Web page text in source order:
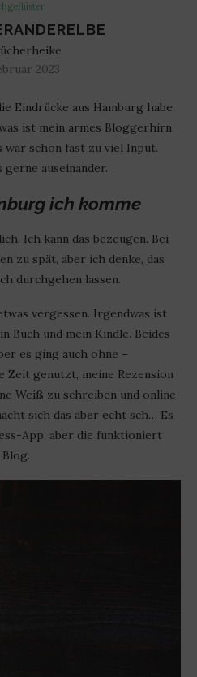
2023
Eindrücke aus Hamburg habe
ist mein armes Bloggerhirn
schon fast zu viel Input.
auseinander.
ich komme
Ich kann das bezeugen. Bei
zu spät, aber ich denke, das
durchgehen lassen.
vergessen. Irgendwas ist
Buch und mein Kindle. Beides
es ging auch ohne –
Zeit genutzt, meine Rezension
Weiß zu schreiben und online
sich das aber echt sch… Es
App, aber die funktioniert